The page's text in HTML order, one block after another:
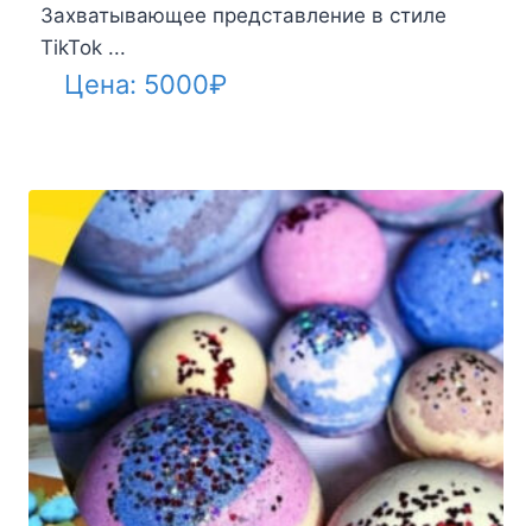
Захватывающее представление в стиле
TikTok ...
Цена: 5000₽